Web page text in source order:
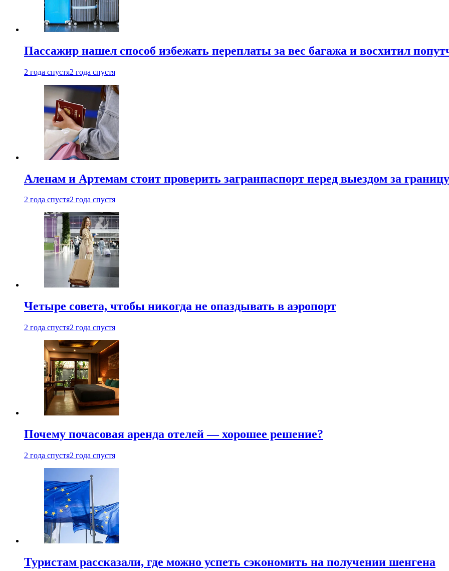
Пассажир нашел способ избежать переплаты за вес багажа и восхитил
2 года спустя2 года спустя
Аленам и Артемам стоит проверить загранпаспорт перед выездом за границу
2 года спустя2 года спустя
Четыре совета, чтобы никогда не опаздывать в аэропорт
2 года спустя2 года спустя
Почему почасовая аренда отелей — хорошее решение?
2 года спустя2 года спустя
Туристам рассказали, где можно успеть сэкономить на получении шенгена